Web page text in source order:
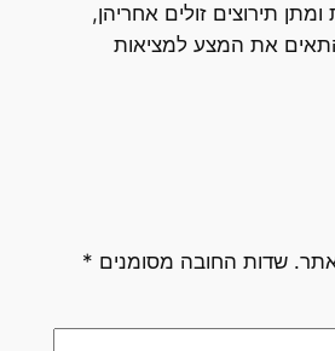
תירוצים זולים אחריהן,
את המצע למציאות
שדות החובה מסומנים *